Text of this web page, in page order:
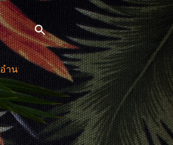
ามสะดวกในการพิจารณาอนุญาตและ